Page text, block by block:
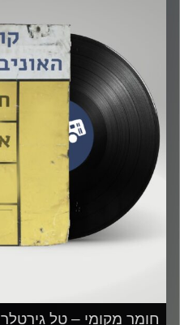
חומר מקומי – טל גירטלר